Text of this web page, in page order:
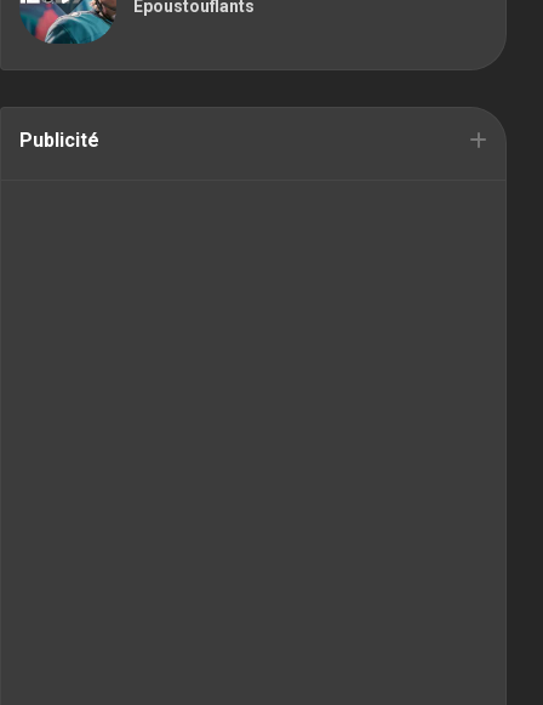
Époustouflants
Publicité